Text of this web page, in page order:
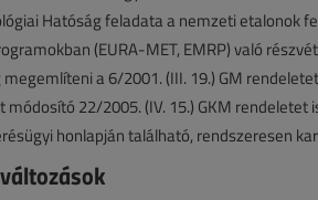
Hatóság feladata a nemzeti etalonok
(EURA-MET, EMRP) való
a 6/2001. (III. 19.) GM
22/2005. (IV. 15.) GKM rendeletet
honlapján található, rendszeresen